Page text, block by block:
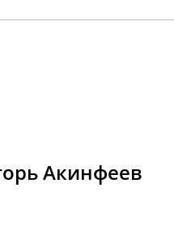
Акинфеев